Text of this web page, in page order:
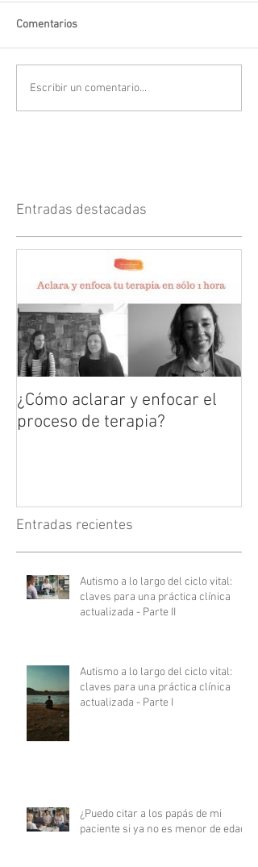
Comentarios
Escribir un comentario...
Entradas destacadas
¿Cómo aclarar y enfocar el
proceso de terapia?
Entradas recientes
Autismo a lo largo del ciclo vital:
claves para una práctica clínica
actualizada - Parte II
Autismo a lo largo del ciclo vital:
claves para una práctica clínica
actualizada - Parte I
¿Puedo citar a los papás de mi
paciente si ya no es menor de edad?